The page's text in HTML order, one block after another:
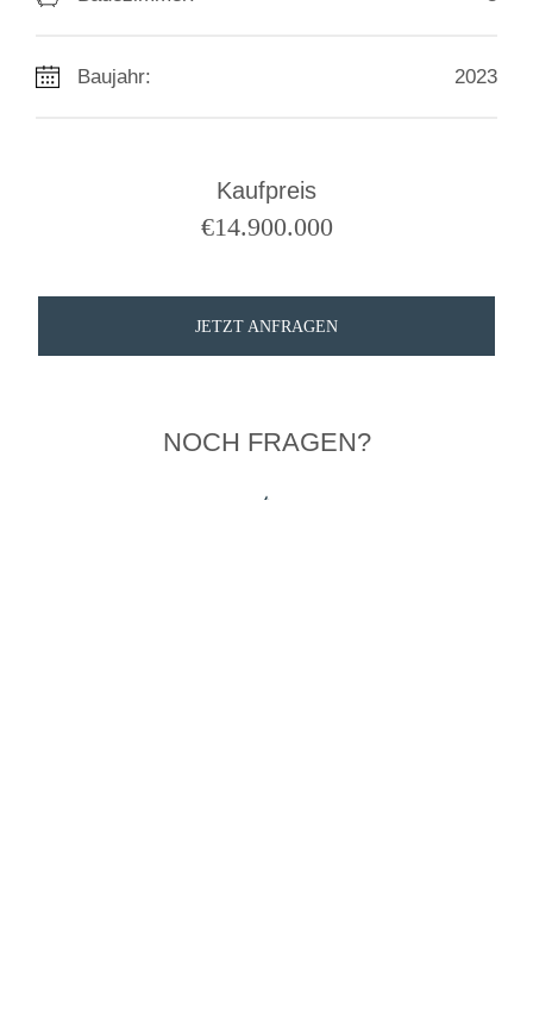
Baujahr: 2023
Kaufpreis
€14.900.000
JETZT ANFRAGEN
NOCH FRAGEN?